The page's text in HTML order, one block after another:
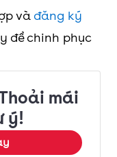
và đăng ký
để chinh phục
Thoải mái
ý!